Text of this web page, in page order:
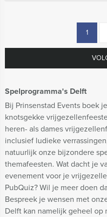
Spelprogramma's Delft
Bij Prinsenstad Events boek
knotsgekke
heren- als dames
inclusief ludieke
natuurlijk onze bijzondere
themafeesten. Wat dacht je
evenement voor je
PubQuiz? Wil je meer doen
Bespreek je wensen met
Delft kan namelijk geheel op
1